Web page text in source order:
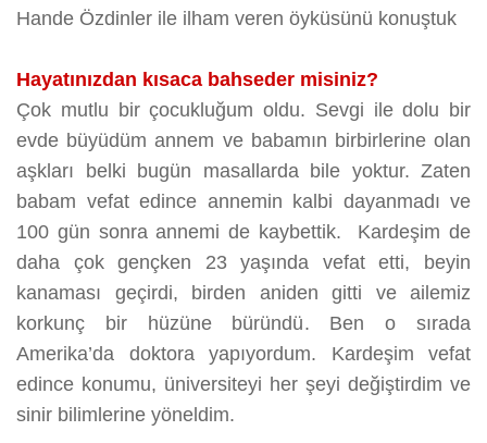
Hande Özdinler ile ilham veren öyküsünü konuştuk
Hayatınızdan kısaca bahseder misiniz?
Çok mutlu bir çocukluğum oldu. Sevgi ile dolu bir
evde büyüdüm annem ve babamın birbirlerine olan
aşkları belki bugün masallarda bile yoktur. Zaten
babam vefat edince annemin kalbi dayanmadı ve
100 gün sonra annemi de kaybettik. Kardeşim de
daha çok gençken 23 yaşında vefat etti, beyin
kanaması geçirdi, birden aniden gitti ve ailemiz
korkunç bir hüzüne büründü. Ben o sırada
Amerika’da doktora yapıyordum. Kardeşim vefat
edince konumu, üniversiteyi her şeyi değiştirdim ve
sinir bilimlerine yöneldim.